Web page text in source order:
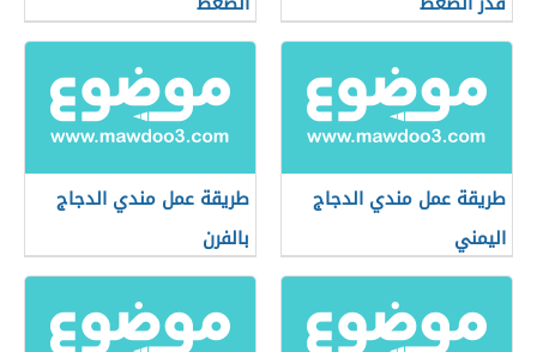
طريقة عمل مندي الدجاج
اليمني
طريقة عمل مندي الدجاج
بالفرن